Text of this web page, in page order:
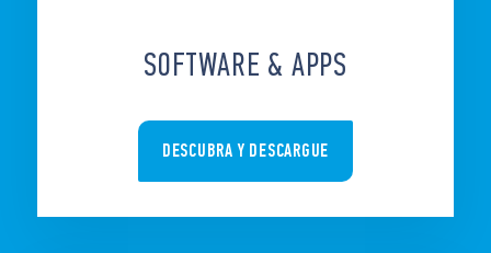
SOFTWARE & APPS
DESCUBRA Y DESCARGUE